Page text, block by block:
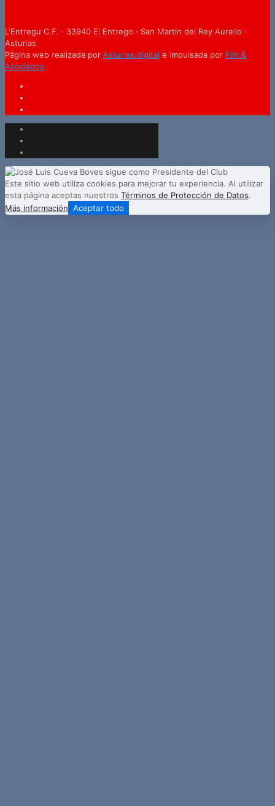
L'Entregu C.F. · 33940 El Entrego · San Martin del Rey Aurelio ·
Asturias
Página web realizada por Asturias.digital e impulsada por Flin &
Asociados
Este sitio web utiliza cookies para mejorar tu experiencia. Al utilizar
esta página aceptas nuestros Términos de Protección de Datos.
Más información Aceptar todo